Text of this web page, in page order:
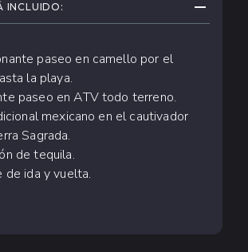
INCLUIDO:
paseo en camello por el
la playa.
paseo en ATV todo terreno.
mexicano en el cautivador
Sagrada.
de tequila.
de ida y vuelta.